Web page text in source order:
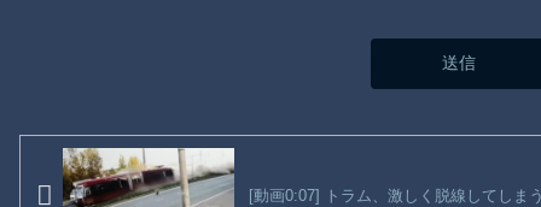
[動画0:07] トラム、激しく脱線してしま